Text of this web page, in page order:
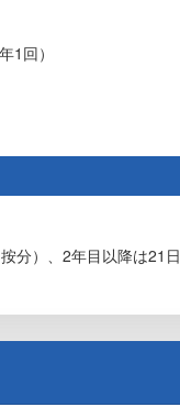
1回）
分）、2年目以降は21日